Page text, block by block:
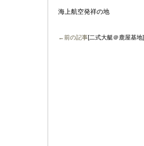
海上航空発祥の地
←前の記事[二式大艇＠鹿屋基地]